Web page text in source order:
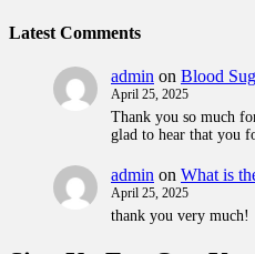
Latest Comments
admin on Blood
April 25, 2025
Thank you so much
glad to hear that you
admin on What is
April 25, 2025
thank you very much!